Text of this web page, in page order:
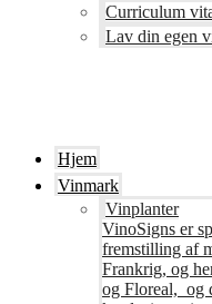
Curriculum
Lav din egen
Hjem
Vinmark
Vinplanter
VinoSigns er
fremstilling af
Frankrig, og
og Floreal, og